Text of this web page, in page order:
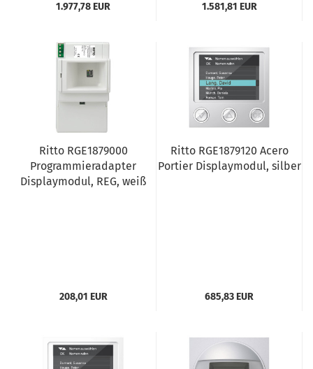
1.977,78 EUR 1.581,81 EUR
Ritto RGE1879000
Programmieradapter
Displaymodul, REG, weiß
208,01 EUR
Ritto RGE1879120 Acero
Portier Displaymodul, silber
685,83 EUR